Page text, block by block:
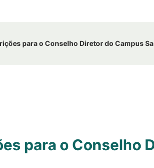
para o Conselho Diretor do Campus
para o Conselho